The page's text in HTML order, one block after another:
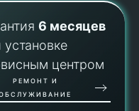
6 месяцев
установке
центром
РЕМОНТ И